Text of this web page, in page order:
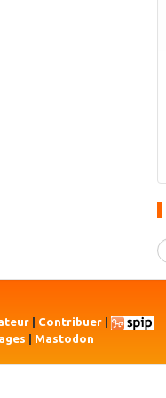
Contribuer
| Mastodon